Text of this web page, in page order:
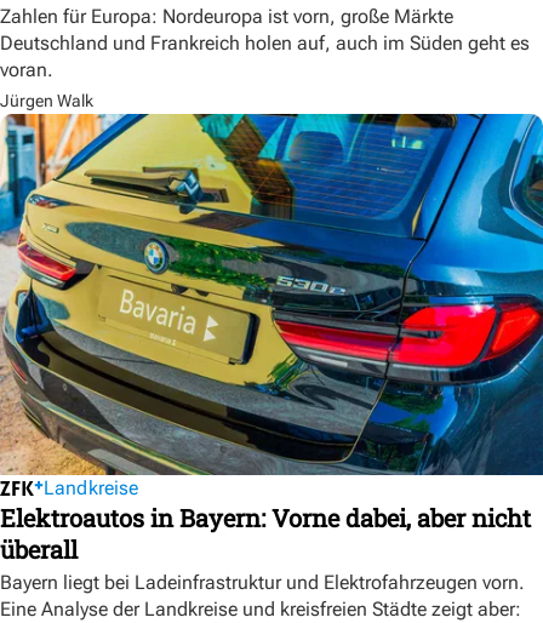
Zahlen für Europa: Nordeuropa ist vorn, große Märkte
Deutschland und Frankreich holen auf, auch im Süden geht es
voran.
Jürgen Walk
Landkreise
Elektroautos in Bayern: Vorne dabei, aber nicht
überall
Bayern liegt bei Ladeinfrastruktur und Elektrofahrzeugen vorn.
Eine Analyse der Landkreise und kreisfreien Städte zeigt aber: